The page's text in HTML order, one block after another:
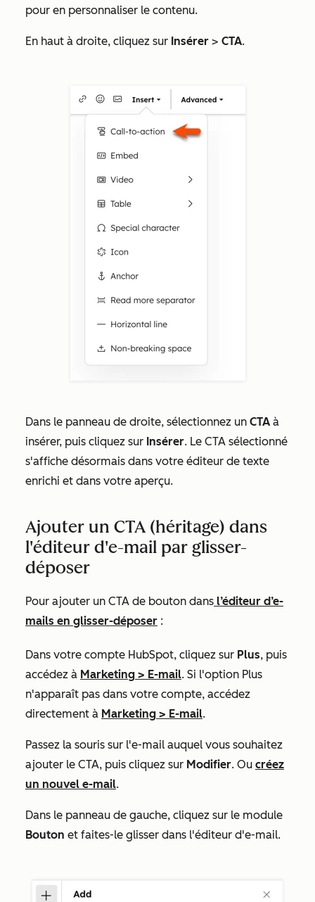
pour en personnaliser le contenu.
En haut à droite, cliquez sur Insérer > CTA.
Dans le panneau de droite, sélectionnez un CTA à
insérer, puis cliquez sur Insérer. Le CTA sélectionné
s'affiche désormais dans votre éditeur de texte
enrichi et dans votre aperçu.
Ajouter un CTA (héritage) dans
l'éditeur d'e-mail par glisser-
déposer
Pour ajouter un CTA de bouton dans l’éditeur d’e-
mails en glisser-déposer :
Dans votre compte HubSpot, cliquez sur Plus, puis
accédez à Marketing > E-mail. Si l'option Plus
n'apparaît pas dans votre compte, accédez
directement à Marketing > E-mail.
Passez la souris sur l'e-mail auquel vous souhaitez
ajouter le CTA, puis cliquez sur Modifier. Ou créez
un nouvel e-mail.
Dans le panneau de gauche, cliquez sur le module
Bouton et faites-le glisser dans l'éditeur d'e-mail.